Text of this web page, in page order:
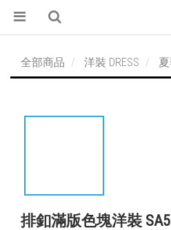
全部商品 洋裝 DRESS
排釦滿版色塊洋裝